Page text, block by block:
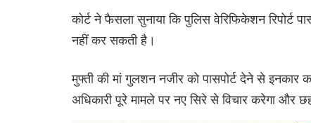
कोर्ट ने फैसला सुनाया कि पुलिस वेरिफिकेशन रिपोर्ट
नहीं कर सकती है।
मुफ्ती की मां गुलशन नजीर को पासपोर्ट देने से
अधिकारी पूरे मामले पर नए सिरे से विचार करेगा और